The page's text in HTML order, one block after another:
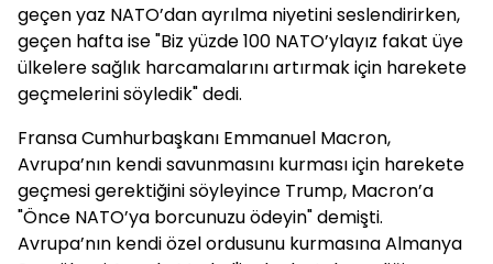
geçen yaz NATO’dan ayrılma niyetini seslendirirken,
geçen hafta ise "Biz yüzde 100 NATO’ylayız fakat üye
ülkelere sağlık harcamalarını artırmak için harekete
geçmelerini söyledik" dedi.
Fransa Cumhurbaşkanı Emmanuel Macron,
Avrupa’nın kendi savunmasını kurması için harekete
geçmesi gerektiğini söyleyince Trump, Macron’a
"Önce NATO’ya borcunuzu ödeyin" demişti.
Avrupa’nın kendi özel ordusunu kurmasına Almanya